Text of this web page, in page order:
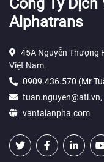
Alphatrans
45A Nguyễn Thượng
Việt Nam.
0909.436.570 (Mr
tuan.nguyen@atl.vn,
vantaianpha.com